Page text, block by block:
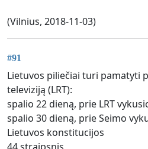
(Vilnius, 2018-11-03)
#91
Lietuvos piliečiai turi pamatyti
televiziją (LRT):
spalio 22 dieną, prie LRT
spalio 30 dieną, prie Seimo
Lietuvos konstitucijos